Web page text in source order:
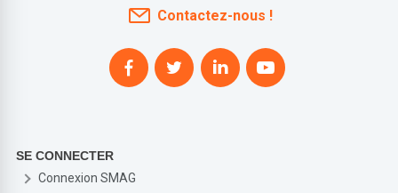
Contactez-nous !
SE CONNECTER
Connexion SMAG